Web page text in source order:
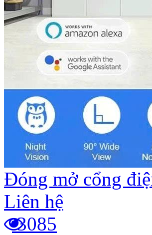
Đóng mở cổng
Liên hệ
3085